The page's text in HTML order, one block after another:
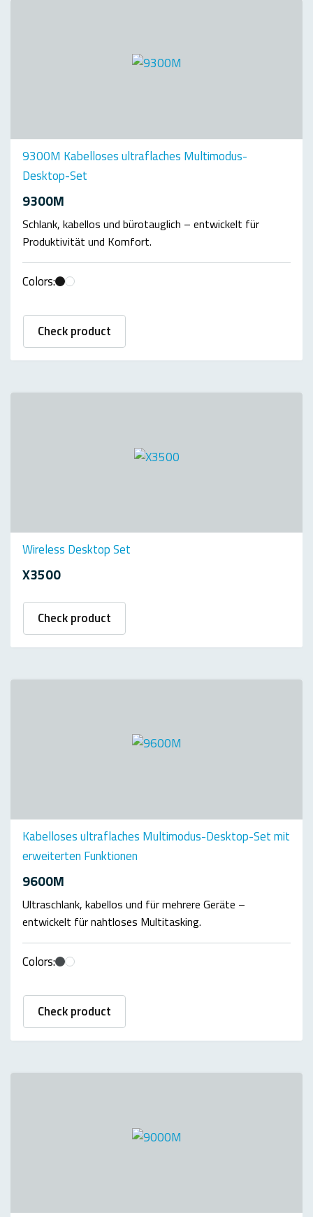
9300M Kabelloses ultraflaches Multimodus-
Desktop-Set
9300M
Schlank, kabellos und bürotauglich – entwickelt für
Produktivität und Komfort.
Colors:
Check product
Wireless Desktop Set
X3500
Check product
Kabelloses ultraflaches Multimodus-Desktop-Set mit
erweiterten Funktionen
9600M
Ultraschlank, kabellos und für mehrere Geräte –
entwickelt für nahtloses Multitasking.
Colors:
Check product